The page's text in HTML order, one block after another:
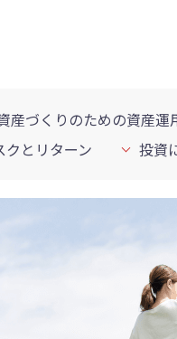
産づくりのための資産運
とリターン 投資